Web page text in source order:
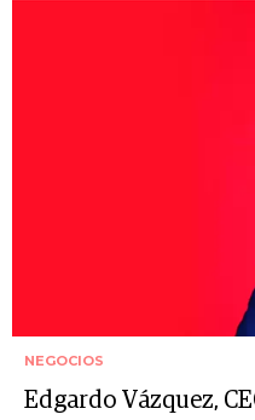
NEGOCIOS
Edgardo Vázquez,